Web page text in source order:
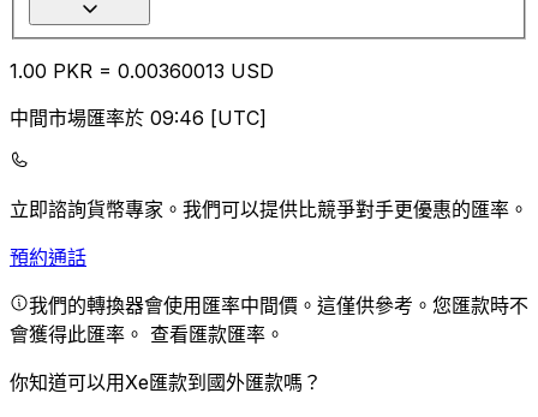
1.00 PKR = 0.00360013 USD
中間市場匯率於 09:46 [UTC]
立即諮詢貨幣專家。 我們可以提供比競爭對手更優惠的匯率。
預約通話
我們的轉換器會使用匯率中間價。這僅供參考。您匯款時不
會獲得此匯率。 查看匯款匯率。
你知道可以用Xe匯款到國外匯款嗎？